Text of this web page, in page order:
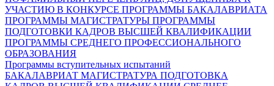
УЧАСТИЮ В КОНКУРСЕ ПРОГРАММЫ БАКАЛАВРИАТА
ПРОГРАММЫ МАГИСТРАТУРЫ ПРОГРАММЫ
ПОДГОТОВКИ КАДРОВ ВЫСШЕЙ КВАЛИФИКАЦИИ
ПРОГРАММЫ СРЕДНЕГО ПРОФЕССИОНАЛЬНОГО
ОБРАЗОВАНИЯ
Программы вступительных испытаний
БАКАЛАВРИАТ МАГИСТРАТУРА ПОДГОТОВКА